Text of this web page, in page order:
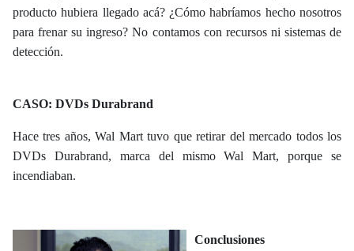
producto hubiera llegado acá? ¿Cómo habríamos hecho nosotros
para frenar su ingreso? No contamos con recursos ni sistemas de
detección.
CASO: DVDs Durabrand
Hace tres años, Wal Mart tuvo que retirar del mercado todos los
DVDs Durabrand, marca del mismo Wal Mart, porque se
incendiaban.
Conclusiones